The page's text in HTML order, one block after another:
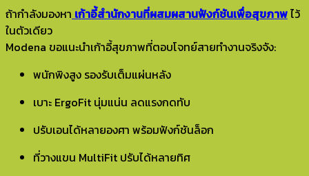
ถ้ากำลังมองหา เก้าอี้สำนักงานที่ผสมผสานฟังก์ชันเพื่อสุขภาพไว้
ในตัวเดียว
Modena ขอแนะนำเก้าอี้สุขภาพที่ตอบโจทย์สายทำงานจริงจัง:
พนักพิงสูง รองรับเต็มแผ่นหลัง
เบาะ ErgoFit นุ่มแน่น ลดแรงกดทับ
ปรับเอนได้หลายองศา พร้อมฟังก์ชันล็อก
ที่วางแขน MultiFit ปรับได้หลายทิศ